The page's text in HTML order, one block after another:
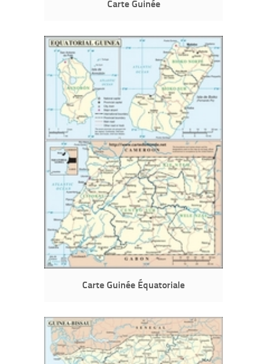
Carte Guinée
Carte Guinée Équatoriale